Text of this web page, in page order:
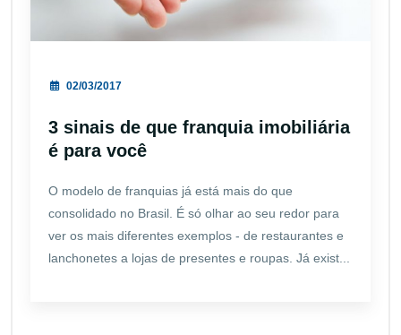
02/03/2017
3 sinais de que franquia imobiliária
é para você
O modelo de franquias já está mais do que
consolidado no Brasil. É só olhar ao seu redor para
ver os mais diferentes exemplos - de restaurantes e
lanchonetes a lojas de presentes e roupas. Já exist...